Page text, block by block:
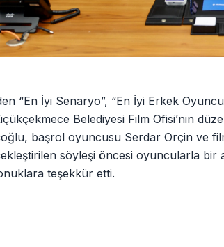
“En İyi Senaryo”, “En İyi Erkek
Belediyesi Film Ofisi’nin
başrol oyuncusu Serdar Orçin ve
söyleşi öncesi oyuncularla bir
teşekkür etti.